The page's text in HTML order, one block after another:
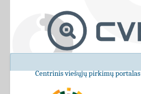
Centrinis viešųjų pirkimų portalas